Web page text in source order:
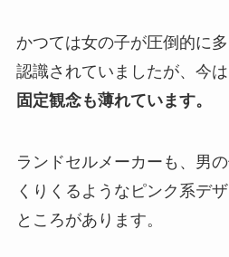
かつては女の子が圧倒的に
認識されていましたが、今は
固定観念も薄れています。
ランドセルメーカーも、男
くりくるようなピンク系デ
ところがあります。